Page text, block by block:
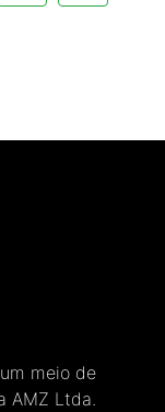
meio de
AMZ Ltda.